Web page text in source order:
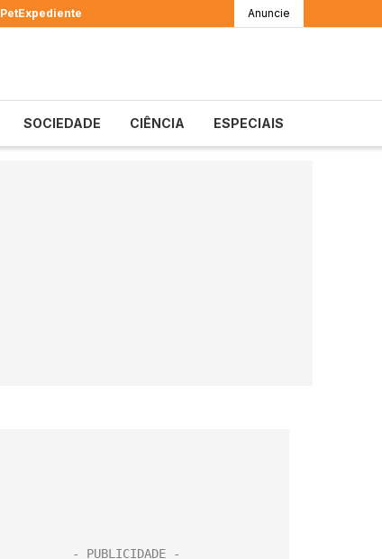
PetExpediente Anuncie
SOCIEDADE CIÊNCIA ESPECIAIS